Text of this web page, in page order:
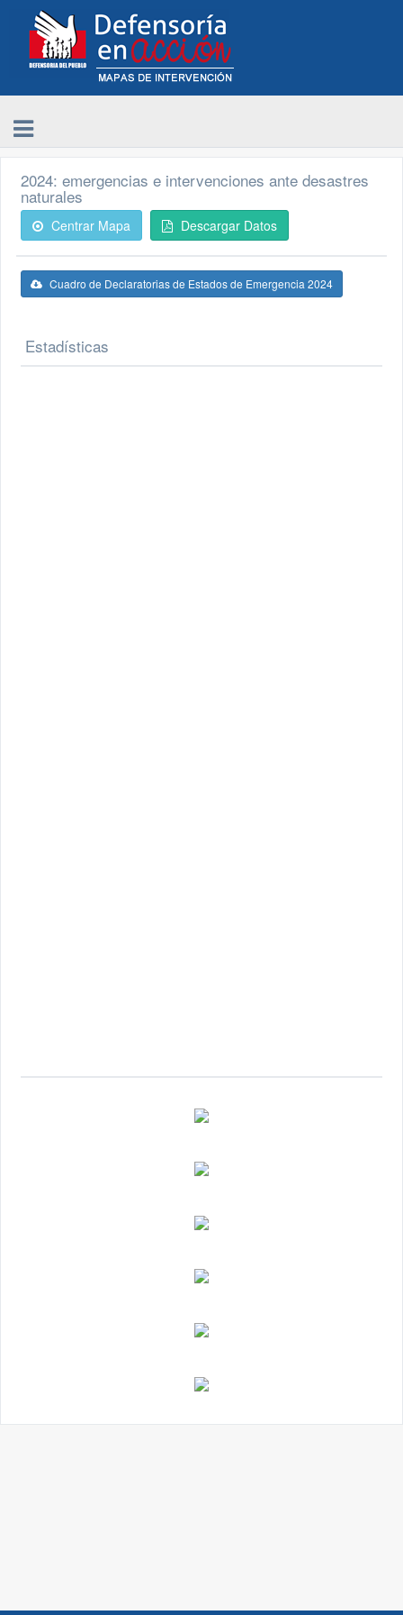
2024: emergencias e intervenciones ante desastres
naturales
Centrar Mapa Descargar Datos
Cuadro de Declaratorias de Estados de Emergencia 2024
Estadísticas